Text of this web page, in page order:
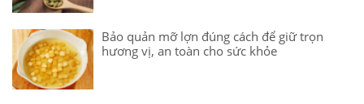
Bảo quản mỡ lợn đúng cách để giữ trọn
hương vị, an toàn cho sức khỏe